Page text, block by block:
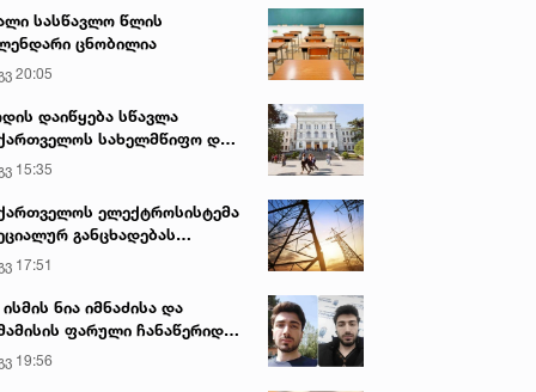
სასწავლო წლის
ცნობილია
20:05
დაიწყება სწავლა
სახელმწიფო და
უნივერსიტეტებში
15:35
ელექტროსისტემა
განცხადებას
17:51
ნია იმნაძისა და
ფარული ჩანაწერიდან
ავალიანის მკვლელობის
19:56